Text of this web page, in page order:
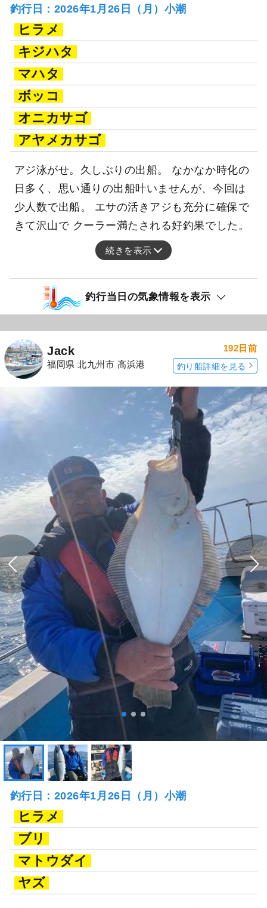
釣行日：2026年1月26日（月）小潮
ヒラメ
キジハタ
マハタ
ボッコ
オニカサゴ
アヤメカサゴ
アジ泳がせ。久しぶりの出船。 なかなか時化の
日多く、思い通りの出船叶いませんが、今回は
少人数で出船。 エサの活きアジも充分に確保で
きて沢山で クーラー満たされる好釣果でした。
続きを表示
釣行当日の気象情報を表示
Jack
福岡県 北九州市 高浜港
192日前
釣り船詳細を見る
釣行日：2026年1月26日（月）小潮
ヒラメ
ブリ
マトウダイ
ヤズ